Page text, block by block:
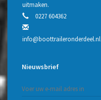
uitmaken.
0227 604362
info@boottraileronderdeel.nl
Nieuwsbrief